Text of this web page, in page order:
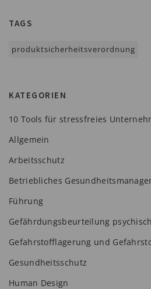
TAGS
produktsicherheitsverordnung
KATEGORIEN
10 Tools für stressfreies
Allgemein
Arbeitsschutz
Betriebliches
Führung
Gefährdungsbeurteilung
Gefahrstofflagerung und
Gesundheitsschutz
Human Design